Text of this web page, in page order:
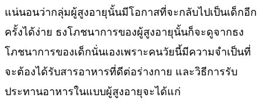
แน่นอนว่ากลุ่มผู้สูงอายุนั้นมีโอกาสที่จะกลับไปเป็นเด็กอีก
ครั้งได้ง่าย ธงโภชนาการของผู้สูงอายุนั้นก็จะดูจากธง
โภชนาการของเด็กนั่นเองเพราะคนวัยนี้มีความจำเป็นที่
จะต้องได้รับสารอาหารที่ดีต่อร่างกาย และวิธีการรับ
ประทานอาหารในแบบผู้สูงอายุจะได้แก่